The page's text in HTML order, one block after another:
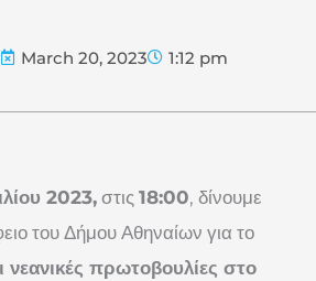
March 20, 2023 1:12 pm
2023, στις 18:00, δίνουμε
του Δήμου Αθηναίων για το
πρωτοβουλίες στο